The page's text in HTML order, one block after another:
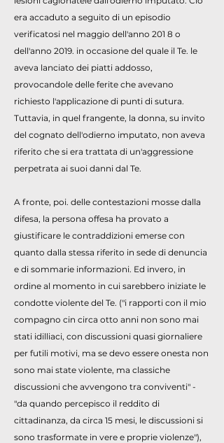
era accaduto a seguito di un episodio
verificatosi nel maggio dell'anno 201 8 o
dell'anno 2019. in occasione del quale il Te. le
aveva lanciato dei piatti addosso,
provocandole delle ferite che avevano
richiesto l'applicazione di punti di sutura.
Tuttavia, in quel frangente, la donna, su invito
del cognato dell'odierno imputato, non aveva
riferito che si era trattata di un'aggressione
perpetrata ai suoi danni dal Te.
A fronte, poi. delle contestazioni mosse dalla
difesa, la persona offesa ha provato a
giustificare le contraddizioni emerse con
quanto dalla stessa riferito in sede di denuncia
e di sommarie informazioni. Ed invero, in
ordine al momento in cui sarebbero iniziate le
condotte violente del Te. ("i rapporti con il mio
compagno cin circa otto anni non sono mai
stati idilliaci, con discussioni quasi giornaliere
per futili motivi, ma se devo essere onesta non
sono mai state violente, ma classiche
discussioni che avvengono tra conviventi" -
"da quando percepisco il reddito di
cittadinanza, da circa 15 mesi, le discussioni si
sono trasformate in vere e proprie violenze"),